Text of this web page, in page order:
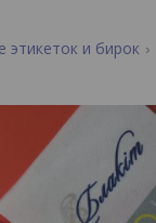
этикеток и бирок